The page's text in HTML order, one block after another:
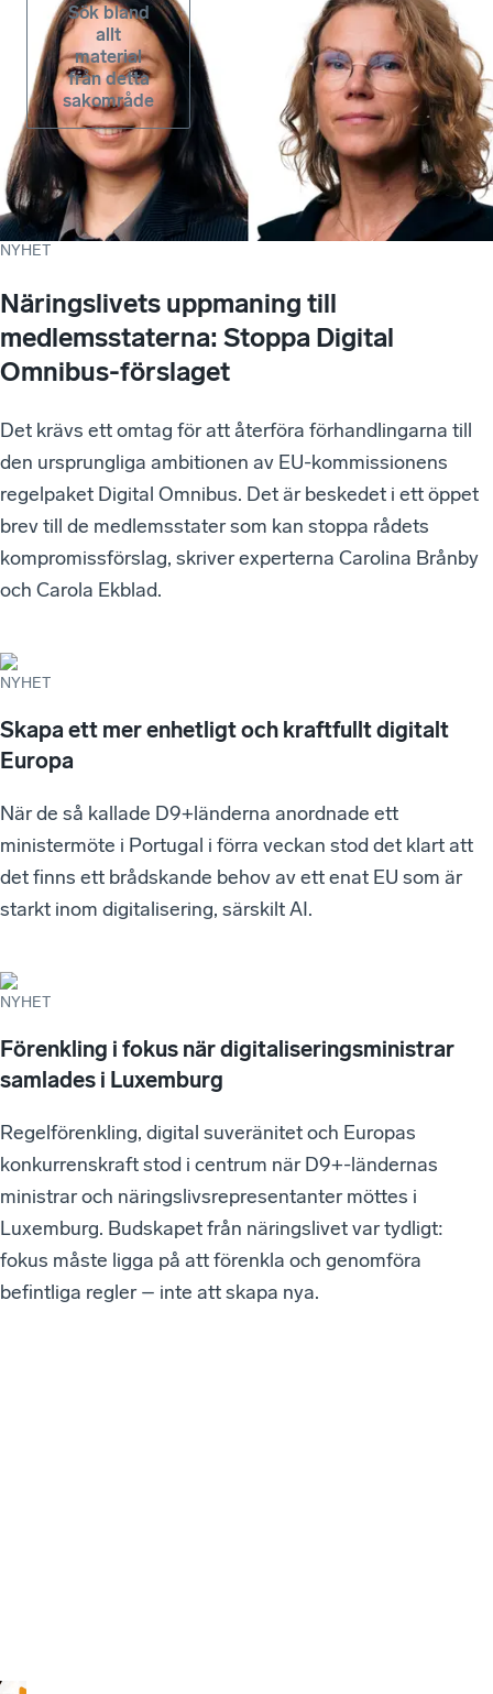
NYHET
Näringslivets uppmaning till
medlemsstaterna: Stoppa Digital
Omnibus-förslaget
Det krävs ett omtag för att återföra förhandlingarna till
den ursprungliga ambitionen av EU-kommissionens
regelpaket Digital Omnibus. Det är beskedet i ett öppet
brev till de medlemsstater som kan stoppa rådets
kompromissförslag, skriver experterna Carolina Brånby
och Carola Ekblad.
NYHET
Skapa ett mer enhetligt och kraftfullt digitalt
Europa
När de så kallade D9+länderna anordnade ett
ministermöte i Portugal i förra veckan stod det klart att
det finns ett brådskande behov av ett enat EU som är
starkt inom digitalisering, särskilt AI.
NYHET
Förenkling i fokus när digitaliseringsministrar
samlades i Luxemburg
Regelförenkling, digital suveränitet och Europas
konkurrenskraft stod i centrum när D9+-ländernas
ministrar och näringslivsrepresentanter möttes i
Luxemburg. Budskapet från näringslivet var tydligt:
fokus måste ligga på att förenkla och genomföra
befintliga regler – inte att skapa nya.
Sök bland
allt
material
från detta
sakområde